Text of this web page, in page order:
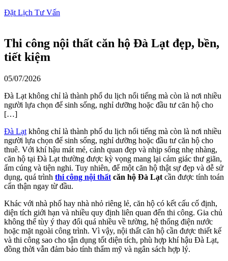
Đặt Lịch Tư Vấn
Thi công nội thất căn hộ Đà Lạt đẹp, bền,
tiết kiệm
05/07/2026
Đà Lạt không chỉ là thành phố du lịch nổi tiếng mà còn là nơi nhiều
người lựa chọn để sinh sống, nghỉ dưỡng hoặc đầu tư căn hộ cho
[…]
Đà Lạt không chỉ là thành phố du lịch nổi tiếng mà còn là nơi nhiều
người lựa chọn để sinh sống, nghỉ dưỡng hoặc đầu tư căn hộ cho
thuê. Với khí hậu mát mẻ, cảnh quan đẹp và nhịp sống nhẹ nhàng,
căn hộ tại Đà Lạt thường được kỳ vọng mang lại cảm giác thư giãn,
ấm cúng và tiện nghi. Tuy nhiên, để một căn hộ thật sự đẹp và dễ sử
dụng, quá trình thi công nội thất căn hộ Đà Lạt cần được tính toán
cẩn thận ngay từ đầu.
Khác với nhà phố hay nhà nhỏ riêng lẻ, căn hộ có kết cấu cố định,
diện tích giới hạn và nhiều quy định liên quan đến thi công. Gia chủ
không thể tùy ý thay đổi quá nhiều về tường, hệ thống điện nước
hoặc mặt ngoài công trình. Vì vậy, nội thất căn hộ cần được thiết kế
và thi công sao cho tận dụng tốt diện tích, phù hợp khí hậu Đà Lạt,
đồng thời vẫn đảm bảo tính thẩm mỹ và ngân sách hợp lý.